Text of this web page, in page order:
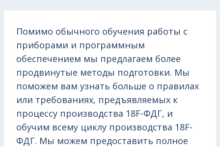
Помимо обычного обучения работы с
приборами и программным
обеспечением мы предлагаем более
продвинутые методы подготовки. Мы
поможем вам узнать больше о правилах
или требованиях, предъявляемых к
процессу производства 18F-ФДГ, и
обучим всему циклу производства 18F-
ФДГ. Мы можем предоставить полное